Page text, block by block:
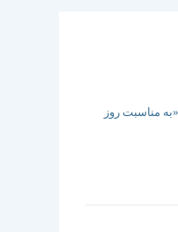
مناسبت روز